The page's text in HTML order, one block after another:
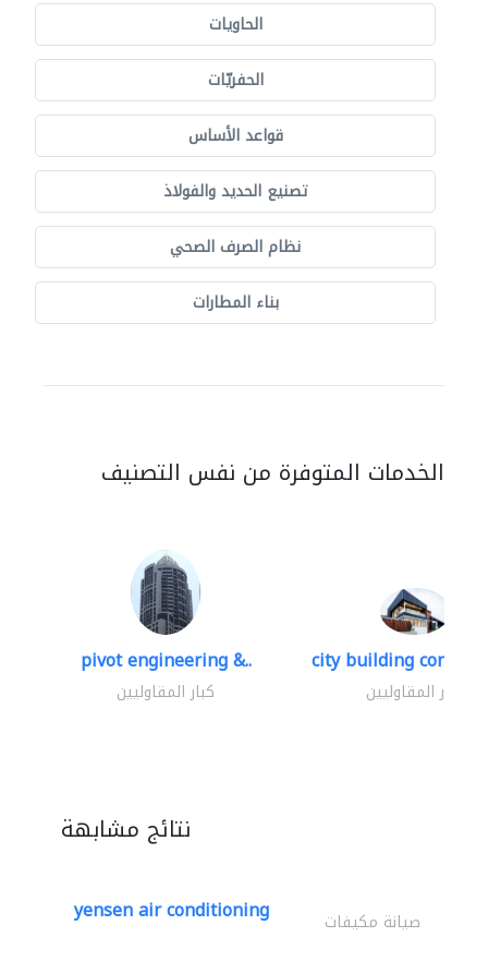
الحاويات
الحفريّات
قواعد الأساس
تصنيع الحديد والفولاذ
نظام الصرف الصحي
بناء المطارات
الخدمات المتوفرة من نفس التصنيف
pivot engineering &..
كبار المقاوليين
city building
كبار المقاوليين
نتائج مشابهة
yensen air conditioning صيانة مكيفات